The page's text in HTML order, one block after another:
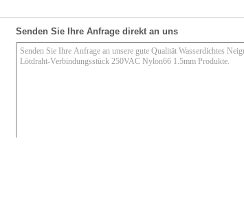
Senden Sie Ihre Anfrage direkt an uns